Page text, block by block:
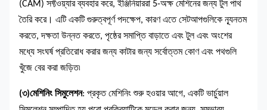
(CAM) সফ্টওয়্যার ব্যবহার করে, ইঞ্জিনিয়াররা 5-অক্ষ মেশিনের জন্য টুল পাথ
তৈরি করে। এটি একটি গুরুত্বপূর্ণ পদক্ষেপ, কারণ এতে সেটআপগুলিকে ন্যূনতম
করতে, দক্ষতা উন্নত করতে, পৃষ্ঠের সমাপ্তি বাড়াতে এবং টুল এবং অংশের
মধ্যে সংঘর্ষ প্রতিরোধ করার জন্য কাটার জন্য সর্বোত্তম কোণ এবং পথগুলি
খুঁজে বের করা জড়িত৷
(৩)মেশিনিং সিমুলেশন: প্রকৃত মেশিনিং শুরু হওয়ার আগে, একটি ভার্চুয়াল